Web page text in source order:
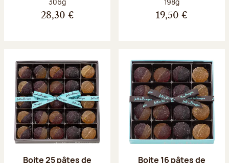
28,30 € 19,50 €
Boite 25 pâtes de Boite 16 pâtes de